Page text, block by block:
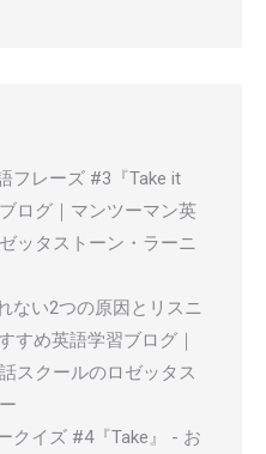
フレーズ #3『Take it
ログ｜マンツーマン英
ッタストーン・ラーニ
ない2つの原因とリスニ
すめ英語学習ブログ｜
スクールのロゼッタス
クイズ #4『Take』 - お